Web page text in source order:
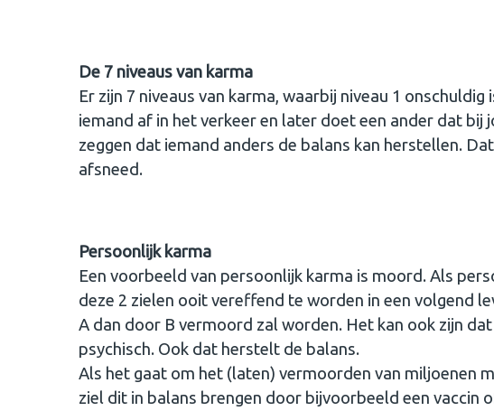
De 7 niveaus van karma
Er zijn 7 niveaus van karma, waarbij niveau 1
iemand af in het verkeer en later doet een ander dat bij
zeggen dat iemand anders de balans kan herstellen.
afsneed.
Persoonlijk karma
Een voorbeeld van persoonlijk karma is moord. Als
deze 2 zielen ooit vereffend te worden in een volgend
A dan door B vermoord zal worden. Het kan ook zijn
psychisch. Ook dat herstelt de balans.
Als het gaat om het (laten) vermoorden van miljoenen
ziel dit in balans brengen door bijvoorbeeld een vaccin